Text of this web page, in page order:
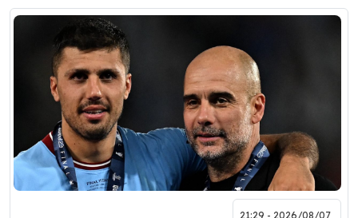
2026/08/07 - 21:29